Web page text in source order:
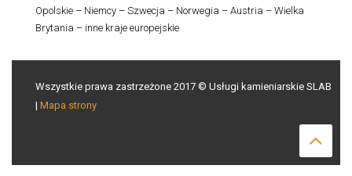
Opolskie – Niemcy – Szwecja – Norwegia – Austria – Wielka
Brytania – inne kraje europejskie
Wszystkie prawa zastrzeżone 2017 © Usługi kamieniarskie SLAB
| Mapa strony